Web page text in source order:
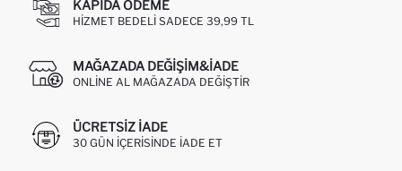
KAPIDA ÖDEME
HIZMET BEDELI SADECE 39,99 TL
MAĞAZADA DEĞIŞIM&İADE
ONLINE AL MAĞAZADA DEĞIŞTIR
ÜCRETSIZ IADE
30 GÜN IÇERISINDE IADE ET